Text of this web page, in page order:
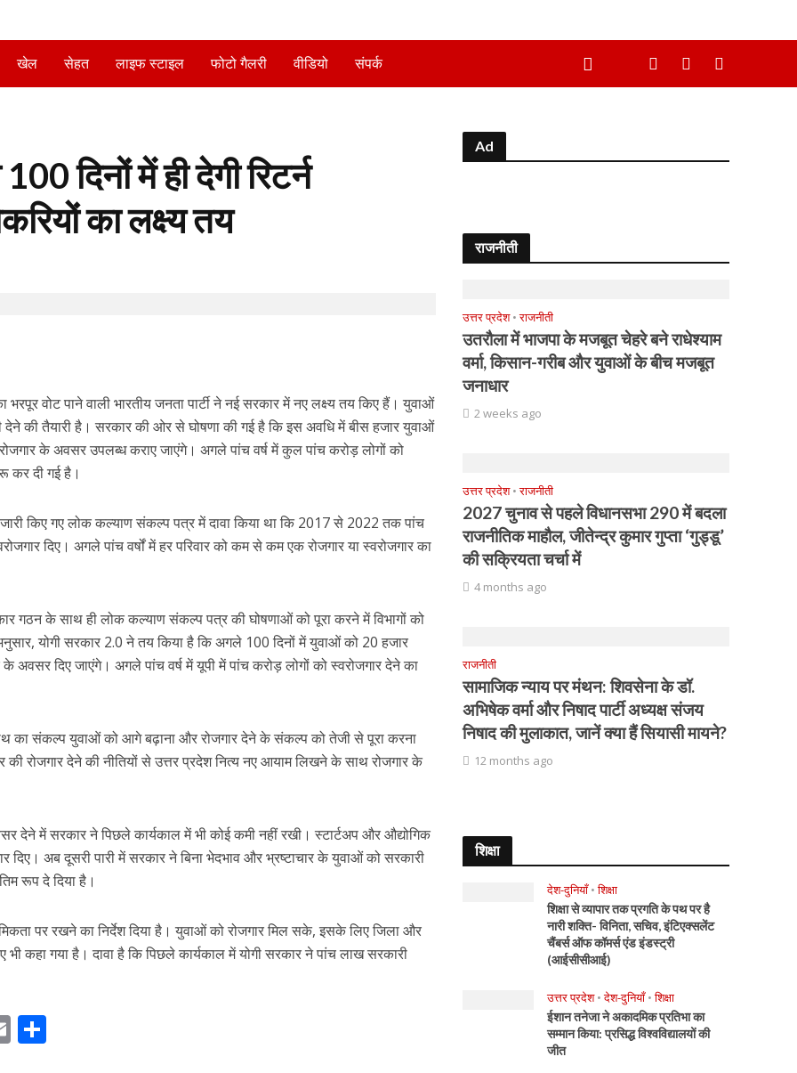
खेल सेहत लाइफ स्टाइल फोटो गैलरी वीडियो संपर्क
दिनों में ही देगी रिटर्न
का लक्ष्य तय
वोट पाने वाली भारतीय जनता पार्टी ने नई सरकार में नए लक्ष्य तय किए हैं। युवाओं
देने की तैयारी है। सरकार की ओर से घोषणा की गई है कि इस अवधि में बीस हजार युवाओं
के अवसर उपलब्ध कराए जाएंगे। अगले पांच वर्ष में कुल पांच करोड़ लोगों को
कर दी गई है।
जारी किए गए लोक कल्याण संकल्प पत्र में दावा किया था कि 2017 से 2022 तक पांच
दिए। अगले पांच वर्षों में हर परिवार को कम से कम एक रोजगार या स्वरोजगार का
गठन के साथ ही लोक कल्याण संकल्प पत्र की घोषणाओं को पूरा करने में विभागों को
योगी सरकार 2.0 ने तय किया है कि अगले 100 दिनों में युवाओं को 20 हजार
अवसर दिए जाएंगे। अगले पांच वर्ष में यूपी में पांच करोड़ लोगों को स्वरोजगार देने का
का संकल्प युवाओं को आगे बढ़ाना और रोजगार देने के संकल्प को तेजी से पूरा करना
की रोजगार देने की नीतियों से उत्तर प्रदेश नित्य नए आयाम लिखने के साथ रोजगार के
देने में सरकार ने पिछले कार्यकाल में भी कोई कमी नहीं रखी। स्टार्टअप और औद्योगिक
दिए। अब दूसरी पारी में सरकार ने बिना भेदभाव और भ्रष्टाचार के युवाओं को सरकारी
रूप दे दिया है।
पर रखने का निर्देश दिया है। युवाओं को रोजगार मिल सके, इसके लिए जिला और
कहा गया है। दावा है कि पिछले कार्यकाल में योगी सरकार ने पांच लाख सरकारी
E
Ad
राजनीती
उत्तर प्रदेश • राजनीती
उतरौला में भाजपा के मजबूत चेहरे बने राधेश्याम
वर्मा, किसान-गरीब और युवाओं के बीच मजबूत
जनाधार
2 weeks ago
उत्तर प्रदेश • राजनीती
2027 चुनाव से पहले विधानसभा 290 में बदला
राजनीतिक माहौल, जीतेन्द्र कुमार गुप्ता ‘गुड्डू’
की सक्रियता चर्चा में
4 months ago
राजनीती
सामाजिक न्याय पर मंथन: शिवसेना के डॉ.
अभिषेक वर्मा और निषाद पार्टी अध्यक्ष संजय
निषाद की मुलाकात, जानें क्या हैं सियासी मायने?
12 months ago
शिक्षा
देश-दुनियाँ • शिक्षा
शिक्षा से व्यापार तक प्रगति के पथ पर है
नारी शक्ति- विनिता, सचिव, इंटिएक्सलेंट
चैंबर्स ऑफ कॉमर्स एंड इंडस्ट्री
(आईसीसीआई)
उत्तर प्रदेश • देश-दुनियाँ • शिक्षा
ईशान तनेजा ने अकादमिक प्रतिभा का
सम्मान किया: प्रसिद्ध विश्वविद्यालयों की
जीत